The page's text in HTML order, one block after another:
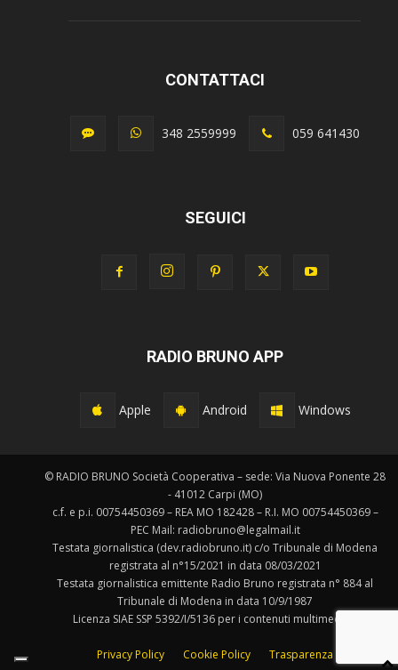
CONTATTACI
348 2559999 059 641430
SEGUICI
RADIO BRUNO APP
Apple Android Windows
© RADIO BRUNO Società Cooperativa – sede: Via Nuova Ponente 28
- 41012 Carpi (MO)
c.f. e p.i. 00754450369 – REA MO 182428 – R.I. MO 00754450369 –
PEC Mail: radiobruno@legalmail.it
Testata giornalistica (dev.radiobruno.it) c/o Tribunale di Modena
registrata al n°15/2021 in data 08/03/2021
Testata giornalistica emittente Radio Bruno registrata n° 884 al
Tribunale di Modena in data 10/9/1987
Licenza SIAE SSP 5392/I/5136 per i contenuti multimediali.
Privacy Policy Cookie Policy Trasparenza